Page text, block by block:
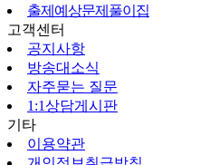
출제예상문제풀이집
고객센터
공지사항
방송대소식
자주묻는 질문
1:1상담게시판
기타
이용약관